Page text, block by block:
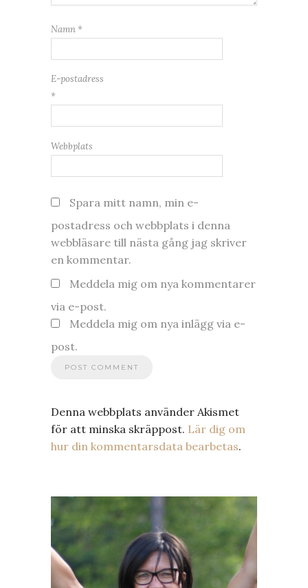
Namn *
E-postadress
*
Webbplats
Spara mitt namn, min e-
postadress och webbplats i denna
webbläsare till nästa gång jag skriver
en kommentar.
Meddela mig om nya kommentarer
via e-post.
Meddela mig om nya inlägg via e-
post.
Denna webbplats använder Akismet
för att minska skräppost. Lär dig om
hur din kommentarsdata bearbetas.